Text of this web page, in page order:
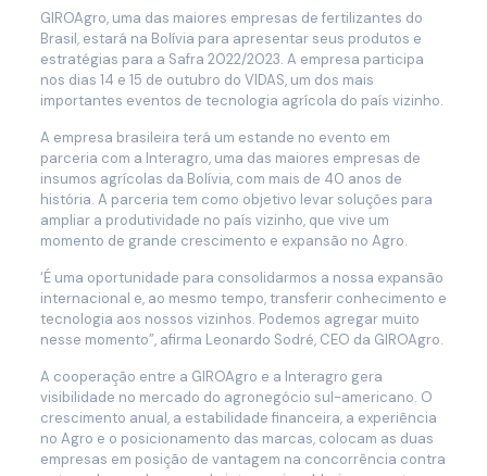
GIROAgro, uma das maiores empresas de fertilizantes do
Brasil, estará na Bolívia para apresentar seus produtos e
estratégias para a Safra 2022/2023. A empresa participa
nos dias 14 e 15 de outubro do VIDAS, um dos mais
importantes eventos de tecnologia agrícola do país vizinho.
A empresa brasileira terá um estande no evento em
parceria com a Interagro, uma das maiores empresas de
insumos agrícolas da Bolívia, com mais de 40 anos de
história. A parceria tem como objetivo levar soluções para
ampliar a produtividade no país vizinho, que vive um
momento de grande crescimento e expansão no Agro.
‘É uma oportunidade para consolidarmos a nossa expansão
internacional e, ao mesmo tempo, transferir conhecimento e
tecnologia aos nossos vizinhos. Podemos agregar muito
nesse momento”, afirma Leonardo Sodré, CEO da GIROAgro.
A cooperação entre a GIROAgro e a Interagro gera
visibilidade no mercado do agronegócio sul-americano. O
crescimento anual, a estabilidade financeira, a experiência
no Agro e o posicionamento das marcas, colocam as duas
empresas em posição de vantagem na concorrência contra